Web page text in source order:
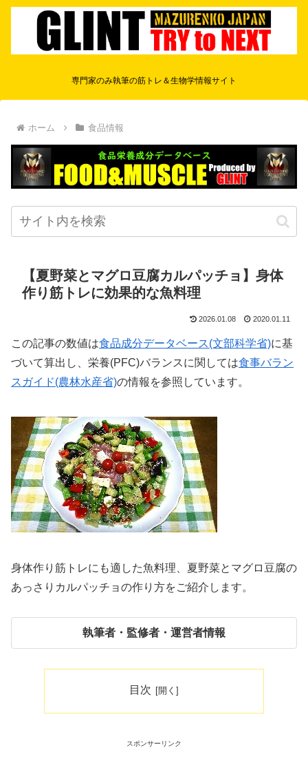
専門家のみ執筆の筋トレ＆生物学情報サイト
ホーム 食品情報
【夏野菜とマグロ豆腐カルパッチョ】身体
作り筋トレに効果的な魚料理
2026.01.08 2020.01.11
この記事の数値は食品成分データベース(文部科学省)に基
づいて算出し、栄養(PFC)バランスに関しては食事バラン
スガイド(農林水産省)の情報を参照しています。
身体作り筋トレにも適した魚料理、夏野菜とマグロ豆腐の
あっさりカルパッチョの作り方をご紹介します。
執筆者・監修者・運営者情報
目次
スポンサーリンク